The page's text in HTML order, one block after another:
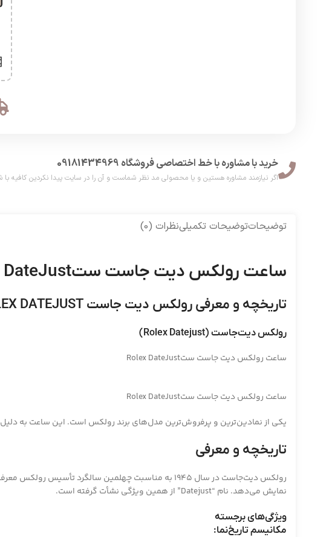
خرید با مشاوره با خط اختصاصی فروشگاه 09181434969
اگر نیازمند مشاوره هستین و یا محصولی مد نظر شماست و آن را در سایت پیدا نکردین کافیه با
توضیحاتتوضیحات تکمیلینظرات (0)
ساعت رولکس دیت جاست ستRolex DateJust
تاریخچه و معرفی رولکس دیت جاست ROLEX DATEJUST
رولکس دیت‌جاست (Rolex Datejust)
ساعت رولکس دیت جاست ستRolex DateJust
ساعت رولکس دیت جاست ستRolex DateJust
یکی از نمادین‌ترین و پرفروش‌ترین مدل‌های برند رولکس است. این ساعت به دلیل
تاریخچه و معرفی
رولکس دیت‌جاست در سال 1945 به مناسبت چهلمین
نمایش می‌دهد. نام “Datejust” از همین ویژگی نشأت گرفته است.
ویژگی‌های برجسته
مکانیسم تاریخ‌نما: